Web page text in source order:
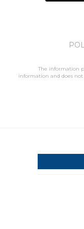
The information
information and does not